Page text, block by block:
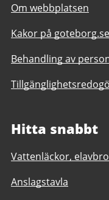
Om webbplatsen
Kakor på goteborg.se
Behandling av
Hitta snabbt
Vattenläckor,
Anslagstavla